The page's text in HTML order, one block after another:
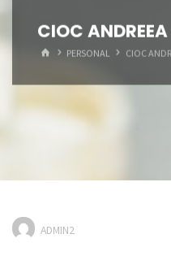
CIOC
HOMEPERSONAL CIOC
ADMIN2